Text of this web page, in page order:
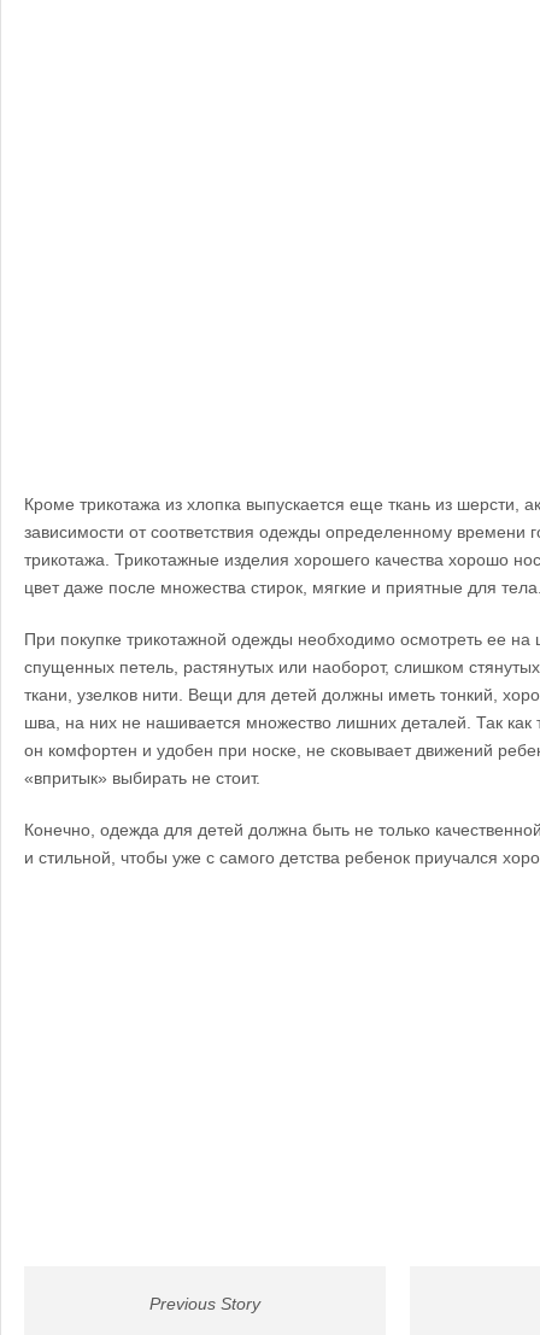
Кроме трикотажа из хлопка выпускается еще ткань из шерсти,
зависимости от соответствия одежды определенному времени
трикотажа. Трикотажные изделия хорошего качества хорошо
цвет даже после множества стирок, мягкие и приятные для
При покупке трикотажной одежды необходимо осмотреть ее на
спущенных петель, растянутых или наоборот, слишком
ткани, узелков нити. Вещи для детей должны иметь тонкий,
шва, на них не нашивается множество лишних деталей. Так как
он комфортен и удобен при носке, не сковывает движений
«впритык» выбирать не стоит.
Конечно, одежда для детей должна быть не только
и стильной, чтобы уже с самого детства ребенок приучался
Previous Story